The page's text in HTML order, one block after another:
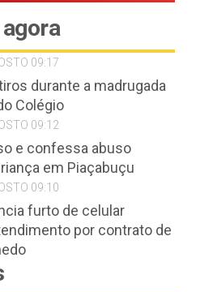
09:17
durante a madrugada
Colégio
09:12
e confessa abuso
em Piaçabuçu
09:10
furto de celular
por contrato de